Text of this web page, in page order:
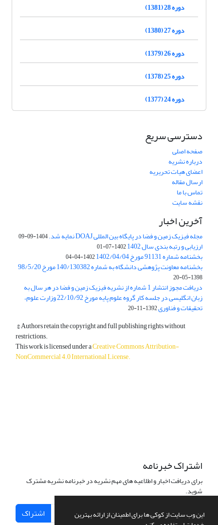
این وب سایت از کوکی ها برای اطمینان از ارائه بهترین
دوره 28 (1381)
دوره 27 (1380)
دوره 26 (1379)
دوره 25 (1378)
دوره 24 (1377)
دسترسی سریع
صفحه اصلی
درباره نشریه
اعضای هیات تحریریه
ارسال مقاله
تماس با ما
نقشه سایت
آخرین اخبار
مجله فیزیک زمین و فضا در پایگاه بین المللی DOAJ نمایه شد. 1404-09-09
ارزیابی و رتبه بندی سال 1402 1402-07-01
بخشنامه شماره 91131 مورخ 1402/04/04 1402-04-04
بخشنامه معاونت پژوهشی دانشگاه به شماره 140/130382 مورخ 98/5/20
1398-05-20
دریافت مجوز انتشار 1 شماره از نشریه فیزیک زمین و فضا در هر سال به
زبان انگلیسی در جلسه کار گروه علوم پایه مورخ 22/10/92 وزارت علوم،
تحقیقات و فناوری1392-11-20
© Authors retain the copyright and full publishing rights without
restrictions.
This work is licensed under aCreative Commons Attribution-
NonCommercial 4.0 International License.
اشتراک خبرنامه
برای دریافت اخبار و اطلاعیه های مهم نشریه در خبرنامه نشریه مشترک
شوید.
اشتراک